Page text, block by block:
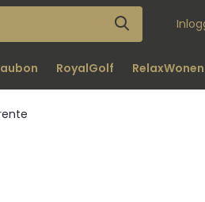
RoyalGolf RelaxWonen